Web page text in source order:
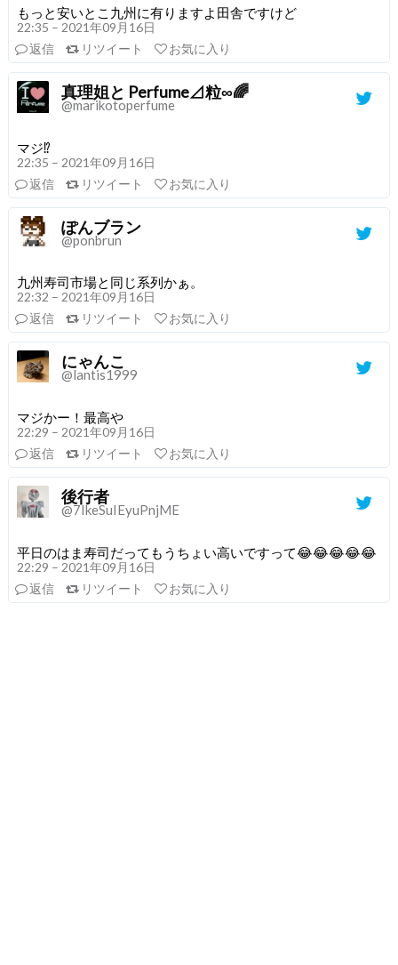
もっと安いとこ九州に有りますよ田舎ですけど
22:35 – 2021年09月16日
返信
リツイート お気に入り
真理姐と Perfume⊿粒∞🌈
@marikotoperfume
マジ⁉️
22:35 – 2021年09月16日
返信
リツイート お気に入り
ぽんブラン
@ponbrun
九州寿司市場と同じ系列かぁ。
22:32 – 2021年09月16日
返信
リツイート お気に入り
にゃんこ
@lantis1999
マジかー！最高や
22:29 – 2021年09月16日
返信
リツイート お気に入り
後行者
@7IkeSuIEyuPnjME
平日のはま寿司だってもうちょい高いですって😂😂😂😂😂
22:29 – 2021年09月16日
返信
リツイート お気に入り